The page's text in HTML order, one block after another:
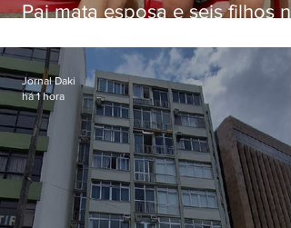
Pai mata esposa e seis filhos
Jornal Daki
há 1 hora